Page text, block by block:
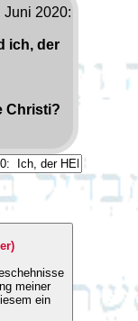
Juni 2020:
ich, der
Christi?
ein